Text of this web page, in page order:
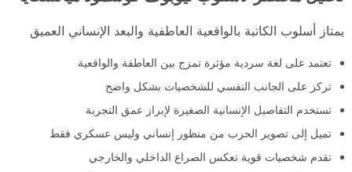
يمتاز أسلوب الكاتبة بالواقعية العاطفية والبعد الإنساني العميق
تعتمد على لغة سردية مؤثرة تمزج بين العاطفة والواقعية
تركز على الجانب النفسي للشخصيات بشكل واضح
تستخدم التفاصيل الإنسانية الصغيرة لإبراز عمق التجربة
تميل إلى تصوير الحرب من منظور إنساني وليس عسكري فقط
تقدم شخصيات قوية تعكس الصراع الداخلي والخارجي